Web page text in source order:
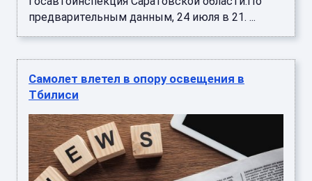
предварительным данным, 24 июля в 21. ...
Самолет влетел в опору освещения в
Тбилиси